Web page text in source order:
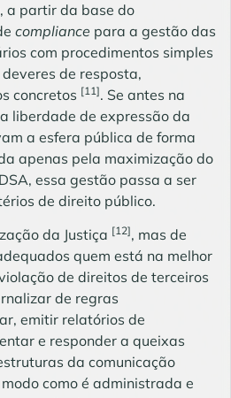
a partir da base do
compliance para a gestão das
com procedimentos simples
de resposta,
concretos [11]. Se antes na
liberdade de expressão da
a esfera pública de forma
apenas pela maximização do
essa gestão passa a ser
de direito público.
da Justiça [12], mas de
quem está na melhor
de direitos de terceiros
de regras
emitir relatórios de
e responder a queixas
da comunicação
como é administrada e